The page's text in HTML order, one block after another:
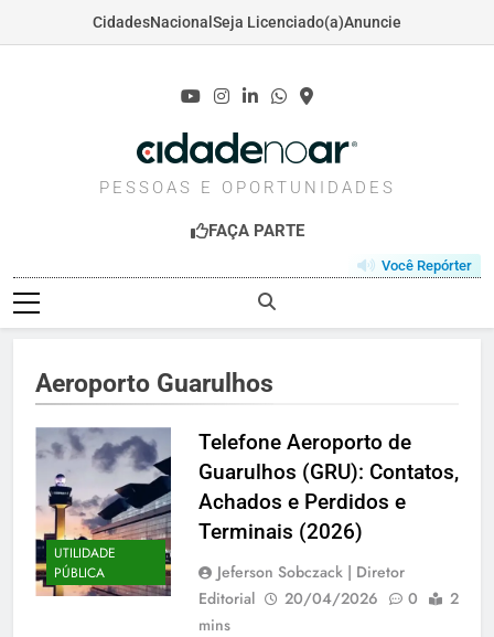
CidadesNacional Seja Licenciado(a)Anuncie
CIDADENOAR.COM
PESSOAS E OPORTUNIDADES
FAÇA PARTE
Você Repórter
Aeroporto Guarulhos
UTILIDADE
PÚBLICA
Telefone Aeroporto de
Guarulhos (GRU): Contatos,
Achados e Perdidos e
Terminais (2026)
Jeferson Sobczack | Diretor
Editorial
20/04/2026 0
2
mins